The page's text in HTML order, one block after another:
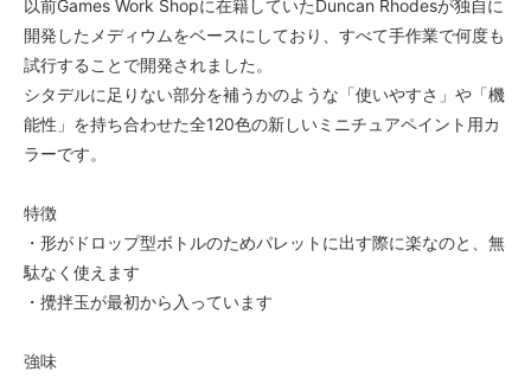
以前Games Work Shopに在籍していたDuncan Rhodesが独自に
開発したメディウムをベースにしており、すべて手作業で何度も
試行することで開発されました。
シタデルに足りない部分を補うかのような「使いやすさ」や「機
能性」を持ち合わせた全120色の新しいミニチュアペイント用カ
ラーです。
特徴
・形がドロップ型ボトルのためパレットに出す際に楽なのと、無
駄なく使えます
・攪拌玉が最初から入っています
強味